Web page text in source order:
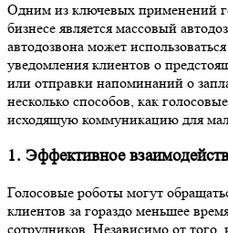
Одним из ключевых применений
бизнесе является массовый
автодозвона может
уведомления клиентов о
или отправки напоминаний о
несколько способов, как
исходящую коммуникацию для
1. Эффективное
Голосовые роботы могут
клиентов за гораздо меньшее
сотрудников. Независимо от того,